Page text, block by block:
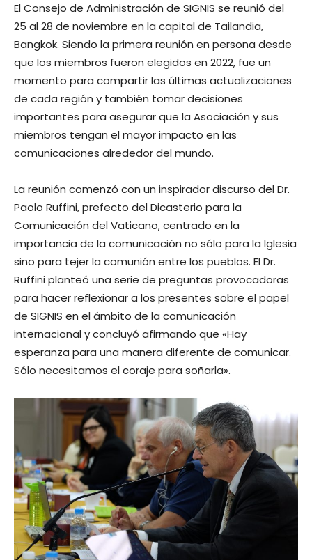
El Consejo de Administración de SIGNIS se reunió del
25 al 28 de noviembre en la capital de Tailandia,
Bangkok. Siendo la primera reunión en persona desde
que los miembros fueron elegidos en 2022, fue un
momento para compartir las últimas actualizaciones
de cada región y también tomar decisiones
importantes para asegurar que la Asociación y sus
miembros tengan el mayor impacto en las
comunicaciones alrededor del mundo.
La reunión comenzó con un inspirador discurso del Dr.
Paolo Ruffini, prefecto del Dicasterio para la
Comunicación del Vaticano, centrado en la
importancia de la comunicación no sólo para la Iglesia
sino para tejer la comunión entre los pueblos. El Dr.
Ruffini planteó una serie de preguntas provocadoras
para hacer reflexionar a los presentes sobre el papel
de SIGNIS en el ámbito de la comunicación
internacional y concluyó afirmando que «Hay
esperanza para una manera diferente de comunicar.
Sólo necesitamos el coraje para soñarla».